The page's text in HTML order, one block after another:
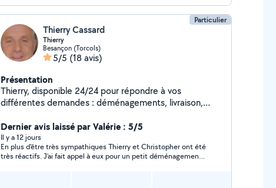
Particulier
Thierry Cassard
Thierry
Besançon (Torcols)
5/5 (18 avis)
Présentation
Thierry, disponible 24/24 pour répondre à vos
différentes demandes : déménagements, livraison,
Dernier avis laissé par Valérie : 5/5
Il y a 12 jours
En plus d'être très sympathiques Thierry et Christopher ont été
très réactifs. J'ai fait appel à eux pour un petit déménagement